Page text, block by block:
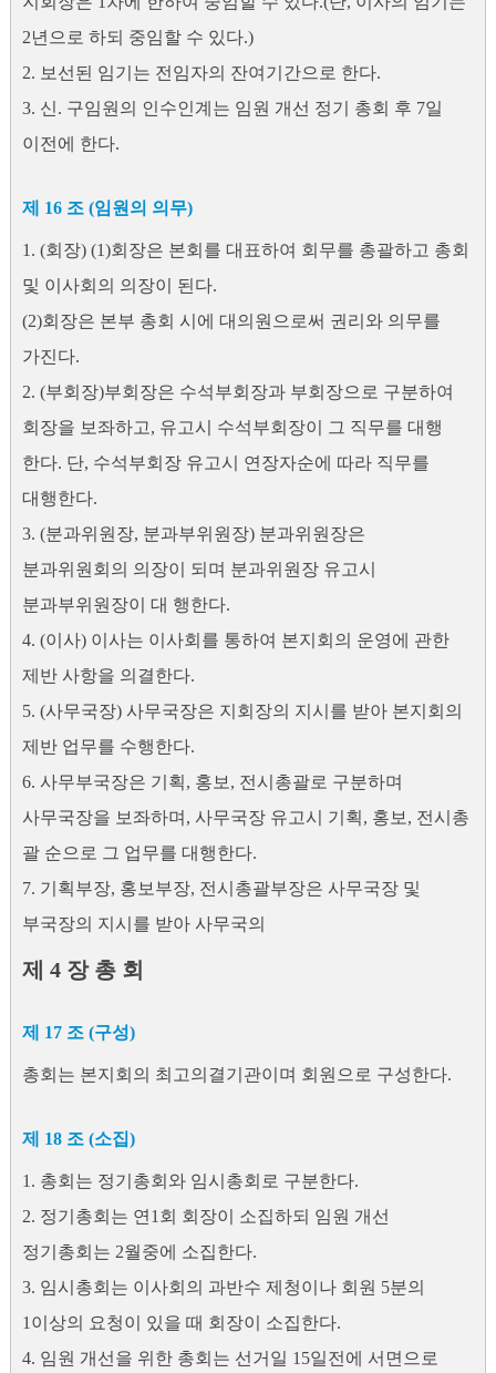
2년으로 하되 중임할 수 있다.)
2. 보선된 임기는 전임자의 잔여기간으로 한다.
3. 신. 구임원의 인수인계는 임원 개선 정기 총회 후 7일
이전에 한다.
제 16 조 (임원의 의무)
1. (회장) (1)회장은 본회를 대표하여 회무를 총괄하고 총회
및 이사회의 의장이 된다.
(2)회장은 본부 총회 시에 대의원으로써 권리와 의무를
가진다.
2. (부회장)부회장은 수석부회장과 부회장으로 구분하여
회장을 보좌하고, 유고시 수석부회장이 그 직무를 대행
한다. 단, 수석부회장 유고시 연장자순에 따라 직무를
대행한다.
3. (분과위원장, 분과부위원장) 분과위원장은
분과위원회의 의장이 되며 분과위원장 유고시
분과부위원장이 대 행한다.
4. (이사) 이사는 이사회를 통하여 본지회의 운영에 관한
제반 사항을 의결한다.
5. (사무국장) 사무국장은 지회장의 지시를 받아 본지회의
제반 업무를 수행한다.
6. 사무부국장은 기획, 홍보, 전시총괄로 구분하며
사무국장을 보좌하며, 사무국장 유고시 기획, 홍보, 전시총
괄 순으로 그 업무를 대행한다.
7. 기획부장, 홍보부장, 전시총괄부장은 사무국장 및
부국장의 지시를 받아 사무국의
제 4 장 총 회
제 17 조 (구성)
총회는 본지회의 최고의결기관이며 회원으로 구성한다.
제 18 조 (소집)
1. 총회는 정기총회와 임시총회로 구분한다.
2. 정기총회는 연1회 회장이 소집하되 임원 개선
정기총회는 2월중에 소집한다.
3. 임시총회는 이사회의 과반수 제청이나 회원 5분의
1이상의 요청이 있을 때 회장이 소집한다.
4. 임원 개선을 위한 총회는 선거일 15일전에 서면으로